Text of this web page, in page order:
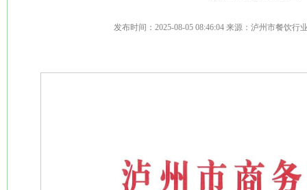
发布时间：2025-08-05 08:46:04 来源：泸州市餐饮行